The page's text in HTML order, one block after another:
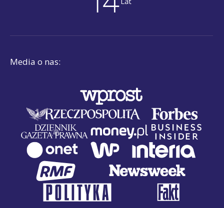
Media o nas: